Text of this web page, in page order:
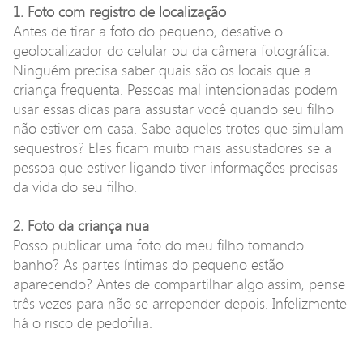
1. Foto com registro de localização
Antes de tirar a foto do pequeno, desative o
geolocalizador do celular ou da câmera fotográfica.
Ninguém precisa saber quais são os locais que a
criança frequenta. Pessoas mal intencionadas podem
usar essas dicas para assustar você quando seu filho
não estiver em casa. Sabe aqueles trotes que simulam
sequestros? Eles ficam muito mais assustadores se a
pessoa que estiver ligando tiver informações precisas
da vida do seu filho.
2. Foto da criança nua
Posso publicar uma foto do meu filho tomando
banho? As partes íntimas do pequeno estão
aparecendo? Antes de compartilhar algo assim, pense
três vezes para não se arrepender depois. Infelizmente
há o risco de pedofilia.